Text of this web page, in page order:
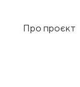
Про проєкт